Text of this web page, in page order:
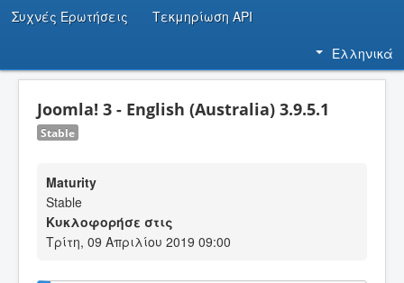
Συχνές Ερωτήσεις Τεκμηρίωση API
Ελληνικά
Joomla! 3 - English (Australia) 3.9.5.1
Stable
Maturity
Stable
Κυκλοφορήσε στις
Τρίτη, 09 Απριλίου 2019 09:00